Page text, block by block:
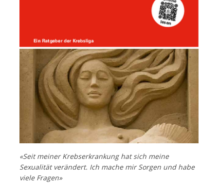
«Seit meiner Krebserkrankung hat sich meine
Sexualität verändert. Ich mache mir Sorgen und habe
viele Fragen»